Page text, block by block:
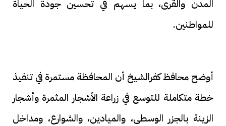
المدن والقرى، بما يسهم في تحسين جودة الحياة
للمواطنين.
أوضح محافظ كفرالشيخ أن المحافظة مستمرة في تنفيذ
خطة متكاملة للتوسع في زراعة الأشجار المثمرة وأشجار
الزينة بالجزر الوسطى، والميادين، والشوارع، ومداخل